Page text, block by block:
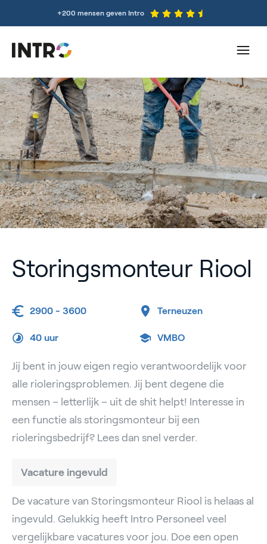
+200 mensen geven Intro
Storingsmonteur Riool
2900 - 3600 Terneuzen
40 uur VMBO
Jij bent in jouw eigen regio verantwoordelijk voor
alle rioleringsproblemen. Jij bent degene die
mensen – letterlijk – uit de shit helpt! Interesse in
een functie als storingsmonteur bij een
rioleringsbedrijf? Lees dan snel verder.
Vacature ingevuld
De vacature van Storingsmonteur Riool is helaas al
ingevuld. Gelukkig heeft Intro Personeel veel
vergelijkbare vacatures voor jou. Doe een open